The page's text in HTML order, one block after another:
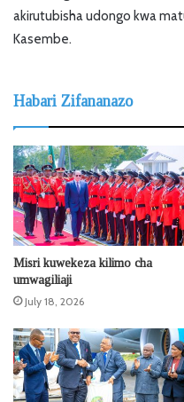
akirutubisha udongo kwa
Kasembe.
Habari Zifananazo
Misri kuwekeza kilimo cha
umwagiliaji
July 18, 2026